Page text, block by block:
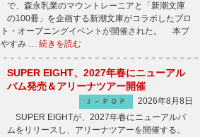
で、森永乳業のマウントレーニアと「新潮文庫
の100冊」を企画する新潮文庫がコラボしたプロ
ト・オープニングイベントが開催された。 本プ
やすみ … 続きを読む
SUPER EIGHT、2027年春にニューアル
バム発売＆アリーナツアー開催
Ｊ－ＰＯＰ
2026年8月8日
SUPER EIGHTが、2027年春にニューアルバ
ムをリリースし、アリーナツアーを開催する。